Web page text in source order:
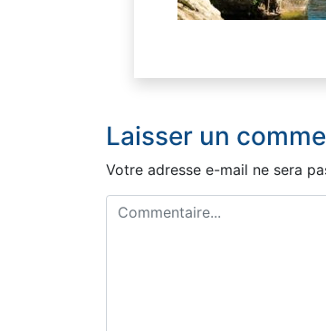
Laisser un
Votre adresse e-mail ne sera